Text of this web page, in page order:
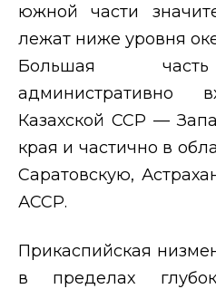
южной части
лежат ниже уровня
Большая
административно
Казахской ССР —
края и частично в
Саратовскую,
АССР.
Прикаспийская
в пределах